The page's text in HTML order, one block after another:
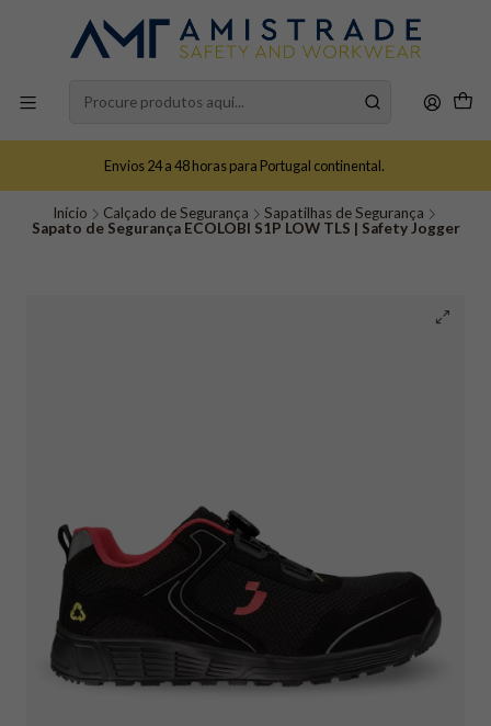
Envios 24 a 48 horas para Portugal continental.
Início Calçado de Segurança
Sapatilhas de Segurança
Sapato de Segurança ECOLOBI S1P LOW TLS | Safety Jogger